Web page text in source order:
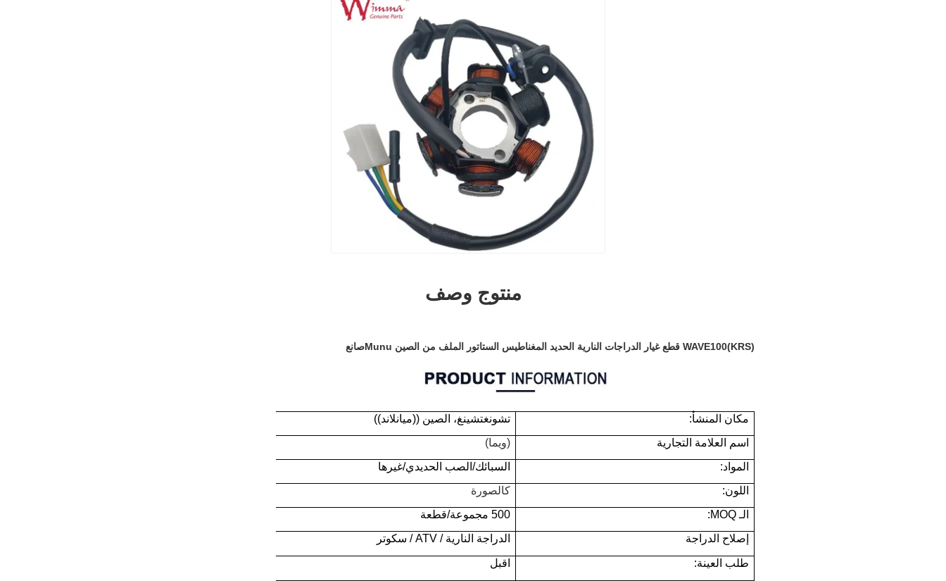
منتوج وصف
WAVE100(KRS) قطع غيار الدراجات النارية الحديد المغناطيس الستاتور الملف من الصين Munuصانع
مكان المنشأ:
تشونغتشينغ، الصين ((ميانلاند))
اسم العلامة التجارية
(ويما)
المواد:
السبائك/الصب الحديدي/غيرها
اللون:
كالصورة
الـ MOQ:
500 مجموعة/قطعة
إصلاح الدراجة
الدراجة النارية / ATV / سكوتر
طلب العينة: اقبل